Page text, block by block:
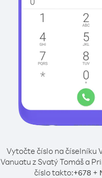
Vytočte číslo na číselníku
Vanuatu z Svatý Tomáš a
číslo takto:+678 +